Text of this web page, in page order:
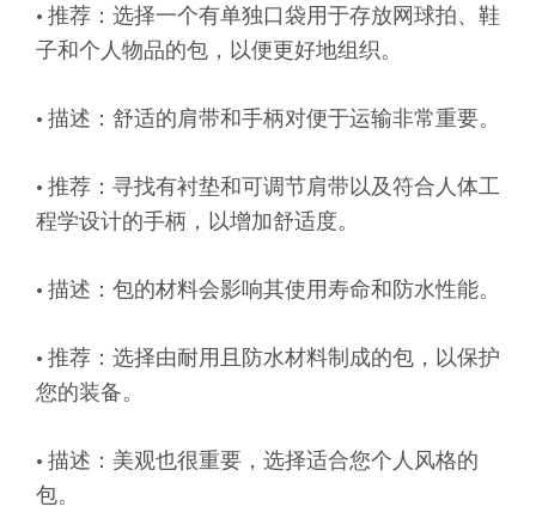
• 推荐：选择一个有单独口袋用于存放网球拍、鞋
子和个人物品的包，以便更好地组织。
• 描述：舒适的肩带和手柄对便于运输非常重要。
• 推荐：寻找有衬垫和可调节肩带以及符合人体工
程学设计的手柄，以增加舒适度。
• 描述：包的材料会影响其使用寿命和防水性能。
• 推荐：选择由耐用且防水材料制成的包，以保护
您的装备。
• 描述：美观也很重要，选择适合您个人风格的
包。